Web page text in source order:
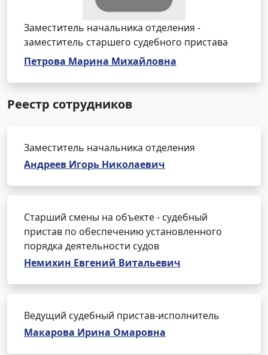
Заместитель начальника отделения -
заместитель старшего судебного пристава
Петрова Марина Михайловна
Реестр сотрудников
Заместитель начальника отделения
Андреев Игорь Николаевич
Старший смены на объекте - судебный
пристав по обеспечению установленного
порядка деятельности судов
Немихин Евгений Витальевич
Ведущий судебный пристав-исполнитель
Макарова Ирина Омаровна